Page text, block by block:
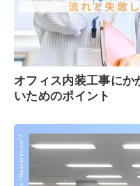
オフィス内装工事にか
いためのポイント